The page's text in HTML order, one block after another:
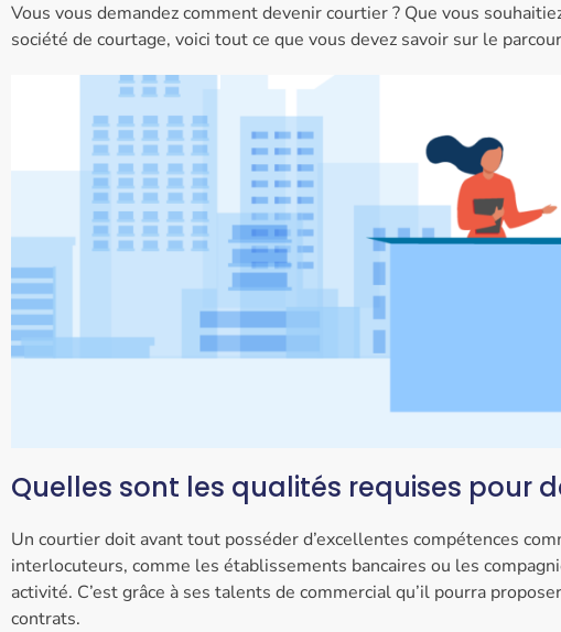
Vous vous demandez comment devenir courtier ? Que vous
société de courtage, voici tout ce que vous devez savoir sur le
Quelles sont les qualités requises pour
Un courtier doit avant tout posséder d’excellentes compétences
interlocuteurs, comme les établissements bancaires ou les
activité. C’est grâce à ses talents de commercial qu’il pourra
contrats.